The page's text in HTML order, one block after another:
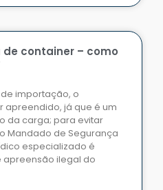
container – como
importação, o
apreendido, já que é um
da carga; para evitar
Mandado de Segurança
especializado é
apreensão ilegal do